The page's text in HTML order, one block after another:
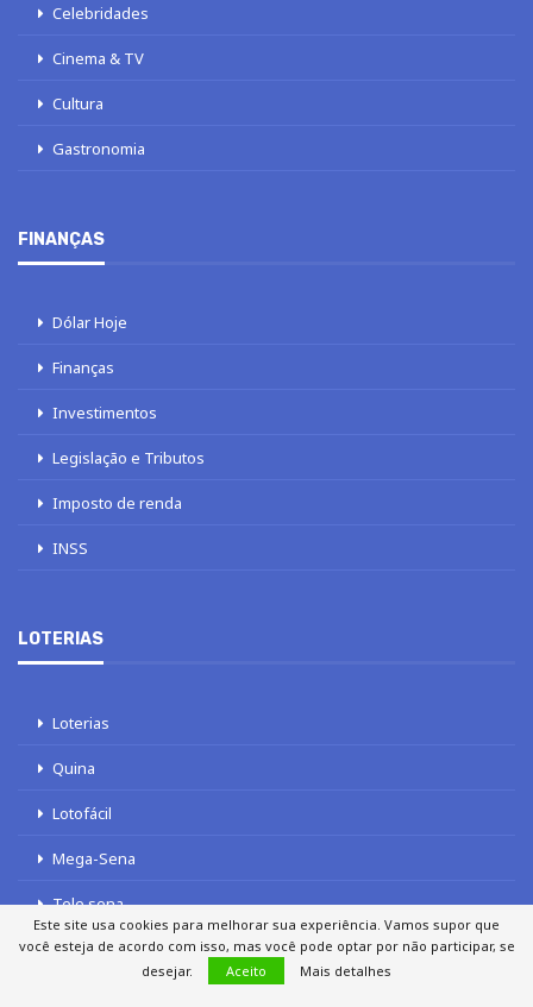
Celebridades
Cinema & TV
Cultura
Gastronomia
FINANÇAS
Dólar Hoje
Finanças
Investimentos
Legislação e Tributos
Imposto de renda
INSS
LOTERIAS
Loterias
Quina
Lotofácil
Mega-Sena
Tele sena
Este site usa cookies para melhorar sua experiência. Vamos supor que
você esteja de acordo com isso, mas você pode optar por não participar, se
desejar.
Aceito Mais detalhes